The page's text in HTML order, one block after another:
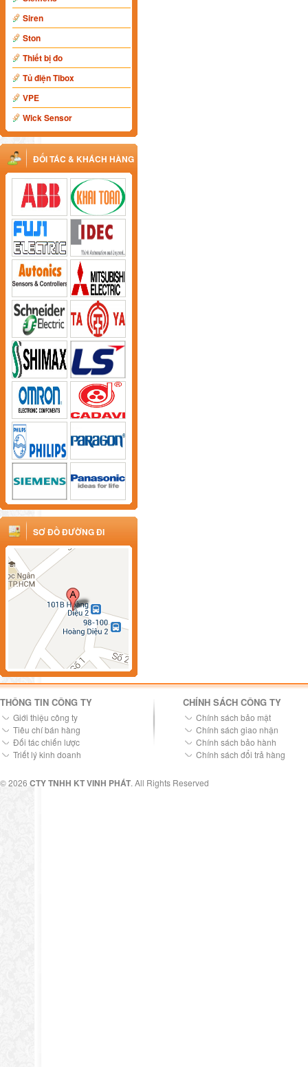
Siren
Ston
Thiết bị đo
Tủ điện Tibox
VPE
Wick Sensor
ĐỐI TÁC & KHÁCH HÀNG
SƠ ĐỒ ĐƯỜNG ĐI
THÔNG TIN CÔNG TY
Giới thiệu công ty
Tiêu chí bán hàng
Đối tác chiến lược
Triết lý kinh doanh
CHÍNH SÁCH CÔNG TY
Chính sách bảo mật
Chính sách giao nhận
Chính sách bảo hành
Chính sách đổi trả hàng
© 2026 CTY TNHH KT VINH PHÁT. All Rights Reserved